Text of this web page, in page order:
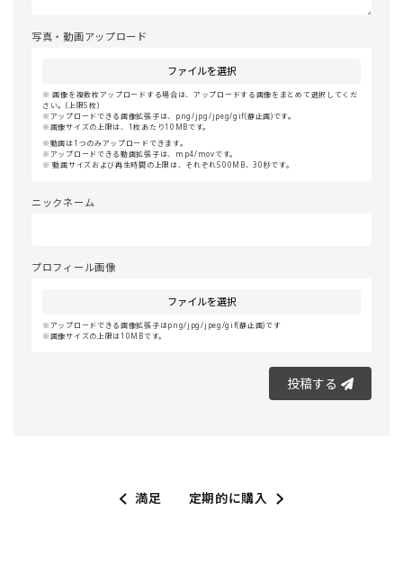
写真・動画アップロード
ファイルを選択
画像を複数枚アップロードする場合は、アップロードする画像をまとめて選択してくだ
さい。(上限5枚)
アップロードできる画像拡張子は、png/jpg/jpeg/gif(静止画)です。
画像サイズの上限は、1枚あたり10MBです。
動画は1つのみアップロードできます。
アップロードできる動画拡張子は、mp4/movです。
動画サイズおよび再生時間の上限は、それぞれ500MB、30秒です。
ニックネーム
プロフィール画像
ファイルを選択
アップロードできる画像拡張子はpng/jpg/jpeg/gif(静止画)です
画像サイズの上限は10MBです。
投稿する
満足 定期的に購入